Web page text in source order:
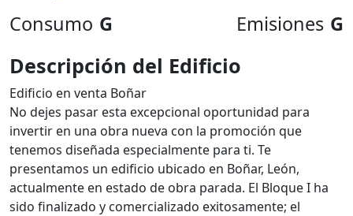
Consumo G Emisiones G
Descripción del Edificio
Edificio en venta Boñar
No dejes pasar esta excepcional oportunidad para
invertir en una obra nueva con la promoción que
tenemos diseñada especialmente para ti. Te
presentamos un edificio ubicado en Boñar, León,
actualmente en estado de obra parada. El Bloque I ha
sido finalizado y comercializado exitosamente; el